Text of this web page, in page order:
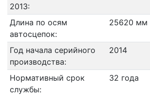
2013:
Длина по осям
автосцепок:
25620 мм
Год начала серийного
производства:
2014
Нормативный срок
службы:
32 года